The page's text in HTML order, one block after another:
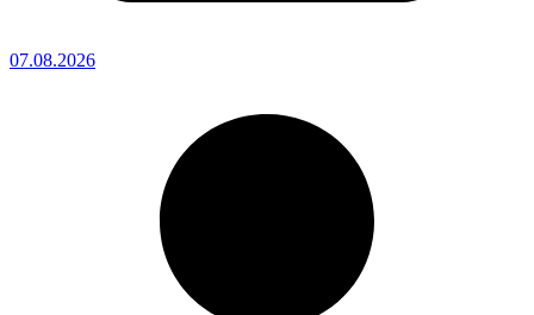
07.08.2026